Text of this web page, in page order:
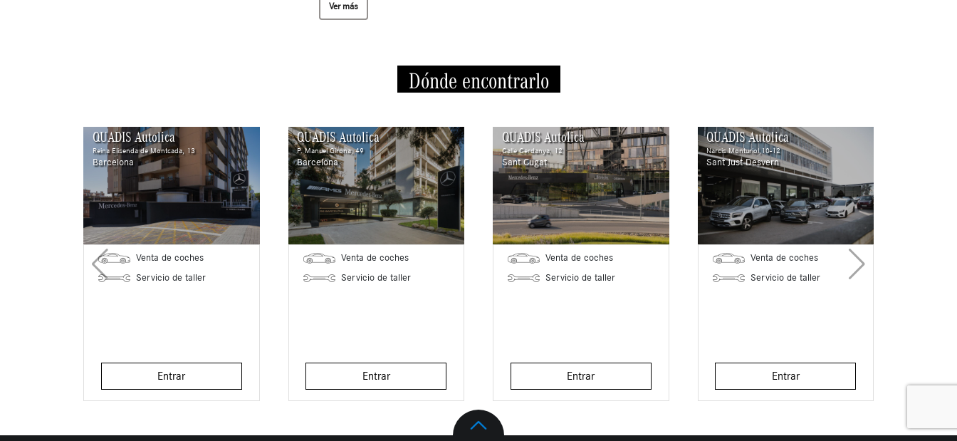
Ver más
Dónde encontrarlo
QUADIS Autolica
Reina Elisenda de Montcada, 13
Barcelona
Venta de coches
Servicio de taller
Entrar
QUADIS Autolica
P. Manuel Girona, 49
Barcelona
Venta de coches
Servicio de taller
Entrar
QUADIS Autolica
Calle Cerdanya, 12
Sant Cugat
Venta de coches
Servicio de taller
Entrar
QUADIS Autolica
Narcis Monturiol,10-12
Sant Just Desvern
Venta de coches
Servicio de taller
Entrar